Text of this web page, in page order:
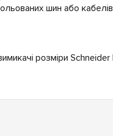
шин або кабелів